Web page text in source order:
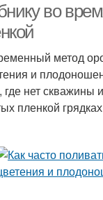
во
метод
и
где нет
пленкой